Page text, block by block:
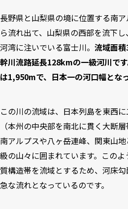
長野県と山梨県の境に位置する南
ら流れ出て、山梨県の西部を流下
河湾に注いでいる富士川。 流域面積
幹川流路延長128kmの一級河川で
は1,950mで、日本一の河口幅となっ
この川の流域は、日本列島を東西
（本州の中央部を南北に貫く大断
南アルプスや八ヶ岳連峰、関東山
級の山々に囲まれています。この
質構造帯を流域とするため、河床
急な流れとなっているのです。